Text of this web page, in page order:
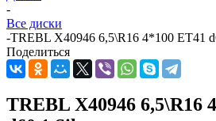
-
Все диски
-TREBL X40946 6,5\R16 4*100 ET41
Поделиться
TREBL X40946 6,5\R16